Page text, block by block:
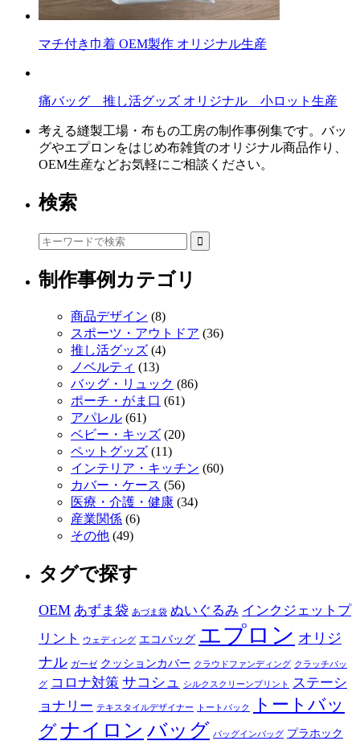
マチ付き巾着 OEM製作 オリジナル生産
痛バッグ 推し活グッズ オリジナル 小ロット生産
考える縫製工場・布もの工房の制作事例集です。バッ
グやエプロンをはじめ布雑貨のオリジナル商品作り、
OEM生産などお気軽にご相談ください。
検索
制作事例カテゴリ
商品デザイン (8)
スポーツ・アウトドア (36)
推し活グッズ (4)
ノベルティ (13)
バッグ・リュック (86)
ポーチ・がま口 (61)
アパレル (61)
ベビー・キッズ (20)
ペットグッズ (11)
インテリア・キッチン (60)
カバー・ケース (56)
医療・介護・健康 (34)
産業関係 (6)
その他 (49)
タグで探す
OEM あずま袋 あづま袋 ぬいぐるみ インクジェットプ
リント
ウェディング エコバッグ エプロン オリジ
ナル ガーゼ クッションカバー クラウドファンディング クラッチバッ
グ コロナ対策 サコシュ シルクスクリーンプリント
ステーシ
ョナリー テキスタイルデザイナー トートバック
トートバッ
グナイロン バッグ バッグインバッグ プラホック